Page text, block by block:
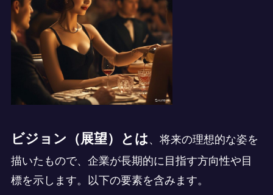
ビジョン（展望）とは、将来の理想的な姿を
描いたもので、企業が長期的に目指す方向性や目
標を示します。以下の要素を含みます。